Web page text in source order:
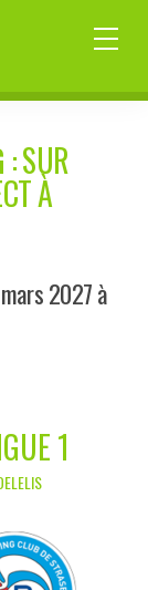
: SUR
À
2027 à
1